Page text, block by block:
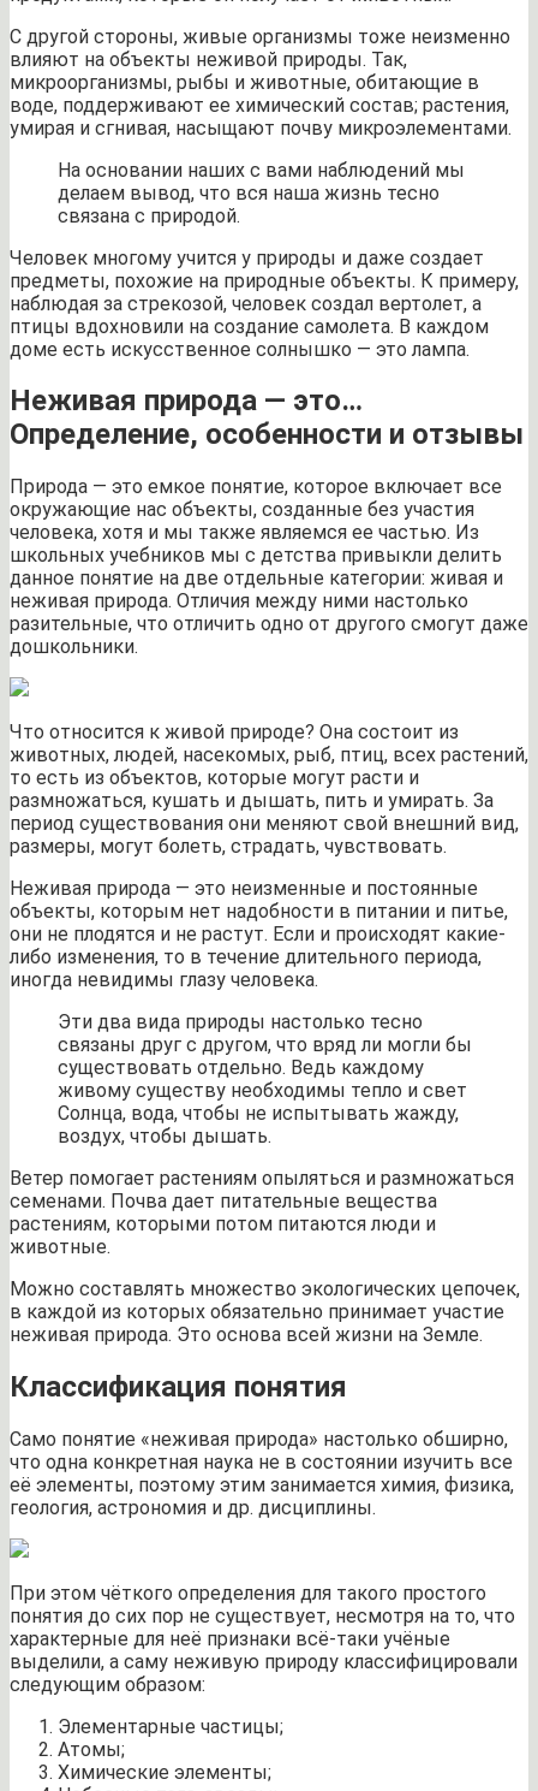
С другой стороны, живые организмы тоже неизменно
влияют на объекты неживой природы. Так,
микроорганизмы, рыбы и животные, обитающие в
воде, поддерживают ее химический состав; растения,
умирая и сгнивая, насыщают почву микроэлементами.
На основании наших с вами наблюдений мы
делаем вывод, что вся наша жизнь тесно
связана с природой.
Человек многому учится у природы и даже создает
предметы, похожие на природные объекты. К примеру,
наблюдая за стрекозой, человек создал вертолет, а
птицы вдохновили на создание самолета. В каждом
доме есть искусственное солнышко — это лампа.
Неживая природа — это…
Определение, особенности и отзывы
Природа — это емкое понятие, которое включает все
окружающие нас объекты, созданные без участия
человека, хотя и мы также являемся ее частью. Из
школьных учебников мы с детства привыкли делить
данное понятие на две отдельные категории: живая и
неживая природа. Отличия между ними настолько
разительные, что отличить одно от другого смогут даже
дошкольники.
Что относится к живой природе? Она состоит из
животных, людей, насекомых, рыб, птиц, всех растений,
то есть из объектов, которые могут расти и
размножаться, кушать и дышать, пить и умирать. За
период существования они меняют свой внешний вид,
размеры, могут болеть, страдать, чувствовать.
Неживая природа — это неизменные и постоянные
объекты, которым нет надобности в питании и питье,
они не плодятся и не растут. Если и происходят какие-
либо изменения, то в течение длительного периода,
иногда невидимы глазу человека.
Эти два вида природы настолько тесно
связаны друг с другом, что вряд ли могли бы
существовать отдельно. Ведь каждому
живому существу необходимы тепло и свет
Солнца, вода, чтобы не испытывать жажду,
воздух, чтобы дышать.
Ветер помогает растениям опыляться и размножаться
семенами. Почва дает питательные вещества
растениям, которыми потом питаются люди и
животные.
Можно составлять множество экологических цепочек,
в каждой из которых обязательно принимает участие
неживая природа. Это основа всей жизни на Земле.
Классификация понятия
Само понятие «неживая природа» настолько обширно,
что одна конкретная наука не в состоянии изучить все
её элементы, поэтому этим занимается химия, физика,
геология, астрономия и др. дисциплины.
При этом чёткого определения для такого простого
понятия до сих пор не существует, несмотря на то, что
характерные для неё признаки всё-таки учёные
выделили, а саму неживую природу классифицировали
следующим образом:
Элементарные частицы;
Атомы;
Химические элементы;